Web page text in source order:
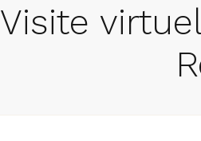
Visite